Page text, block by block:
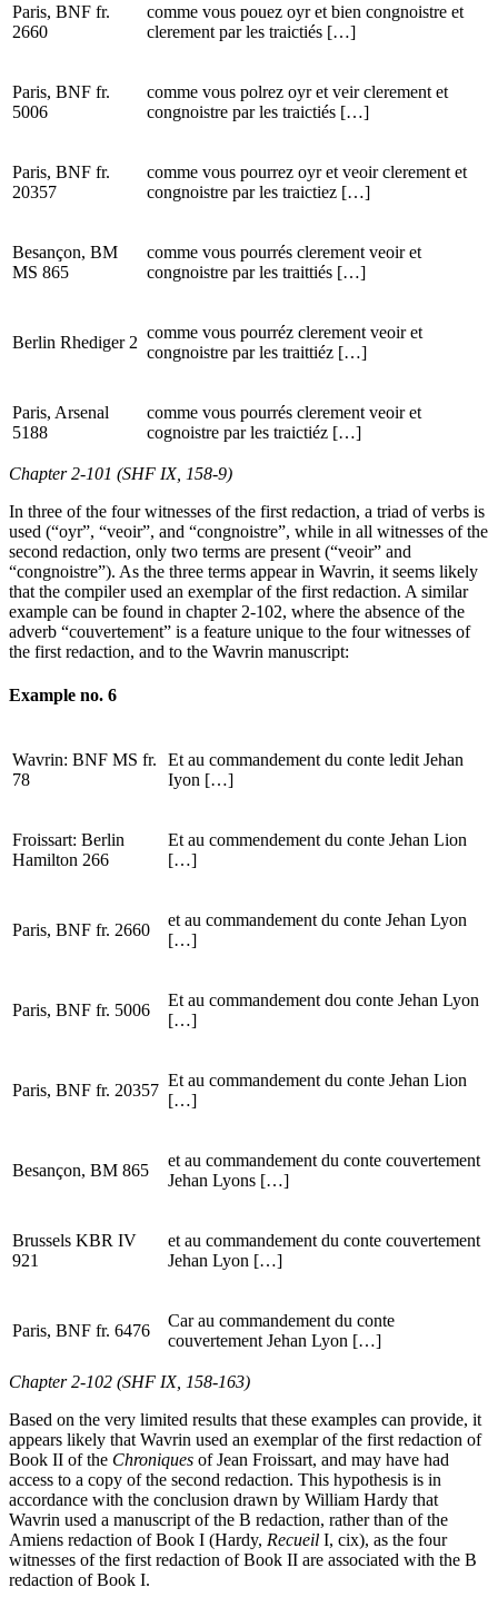
Paris, BNF fr.
2660
comme vous pouez oyr et bien congnoistre et
clerement par les traictiés […]
Paris, BNF fr.
5006
comme vous polrez oyr et veir clerement et
congnoistre par les traictiés […]
Paris, BNF fr.
20357
comme vous pourrez oyr et veoir clerement et
congnoistre par les traictiez […]
Besançon, BM
MS 865
comme vous pourrés clerement veoir et
congnoistre par les traittiés […]
Berlin Rhediger 2
comme vous pourréz clerement veoir et
congnoistre par les traittiéz […]
Paris, Arsenal
5188
comme vous pourrés clerement veoir et
cognoistre par les traictiéz […]
Chapter 2-101 (SHF IX, 158-9)
In three of the four witnesses of the first redaction, a triad of verbs is
used (“oyr”, “veoir”, and “congnoistre”, while in all witnesses of the
second redaction, only two terms are present (“veoir” and
“congnoistre”). As the three terms appear in Wavrin, it seems likely
that the compiler used an exemplar of the first redaction. A similar
example can be found in chapter 2-102, where the absence of the
adverb “couvertement” is a feature unique to the four witnesses of
the first redaction, and to the Wavrin manuscript:
Example no. 6
Wavrin: BNF MS fr.
78
Et au commandement du conte ledit Jehan
Iyon […]
Froissart: Berlin
Hamilton 266
Et au commendement du conte Jehan Lion
[…]
Paris, BNF fr. 2660
et au commandement du conte Jehan Lyon
[…]
Paris, BNF fr. 5006
Et au commandement dou conte Jehan Lyon
[…]
Paris, BNF fr. 20357
Et au commandement du conte Jehan Lion
[…]
Besançon, BM 865
et au commandement du conte couvertement
Jehan Lyons […]
Brussels KBR IV
921
et au commandement du conte couvertement
Jehan Lyon […]
Paris, BNF fr. 6476
Car au commandement du conte
couvertement Jehan Lyon […]
Chapter 2-102 (SHF IX, 158-163)
Based on the very limited results that these examples can provide, it
appears likely that Wavrin used an exemplar of the first redaction of
Book II of the Chroniques of Jean Froissart, and may have had
access to a copy of the second redaction. This hypothesis is in
accordance with the conclusion drawn by William Hardy that
Wavrin used a manuscript of the B redaction, rather than of the
Amiens redaction of Book I (Hardy, Recueil I, cix), as the four
witnesses of the first redaction of Book II are associated with the B
redaction of Book I.